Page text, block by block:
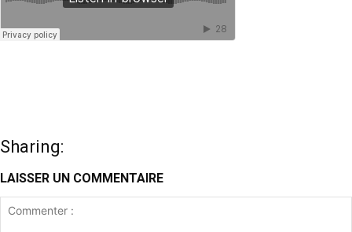
Sharing:
LAISSER UN COMMENTAIRE